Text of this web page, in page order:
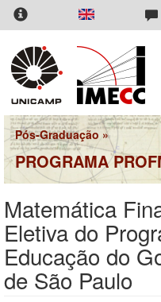
Pular
para
conteúdo
principal
Pós-Graduação »
PROGRAMA
Matemática
Eletiva do
Educação do
de São Paulo